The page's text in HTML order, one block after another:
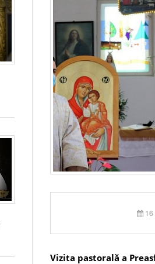
16
Vizita pastorală a